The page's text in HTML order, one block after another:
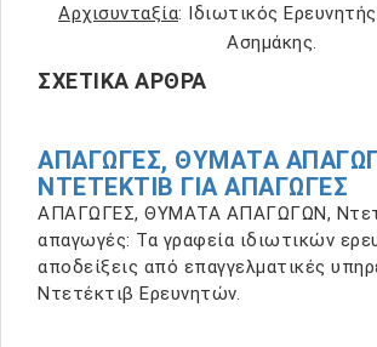
Αρχισυνταξία: Ιδιωτικός
Ασημάκης.
ΣΧΕΤΙΚΆ ΆΡΘΡΑ
ΑΠΑΓΩΓΕΣ, ΘΥΜΑΤΑ
ΝΤΕΤΈΚΤΙΒ ΓΙΑ ΑΠΑΓΩΓΈΣ
ΑΠΑΓΩΓΕΣ, ΘΥΜΑΤΑ ΑΠΑΓΩΓΩΝ,
απαγωγές: Τα γραφεία ιδιωτικών
αποδείξεις από επαγγελματικές
Ντετέκτιβ Ερευνητών.